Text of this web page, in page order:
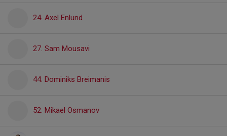
24. Axel Enlund
27. Sam Mousavi
44. Dominiks Breimanis
52. Mikael Osmanov